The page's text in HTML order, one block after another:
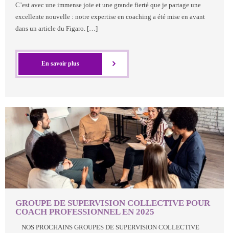
C’est avec une immense joie et une grande fierté que je partage une
excellente nouvelle : notre expertise en coaching a été mise en avant
dans un article du Figaro. […]
En savoir plus
GROUPE DE SUPERVISION COLLECTIVE POUR
COACH PROFESSIONNEL EN 2025
NOS PROCHAINS GROUPES DE SUPERVISION COLLECTIVE